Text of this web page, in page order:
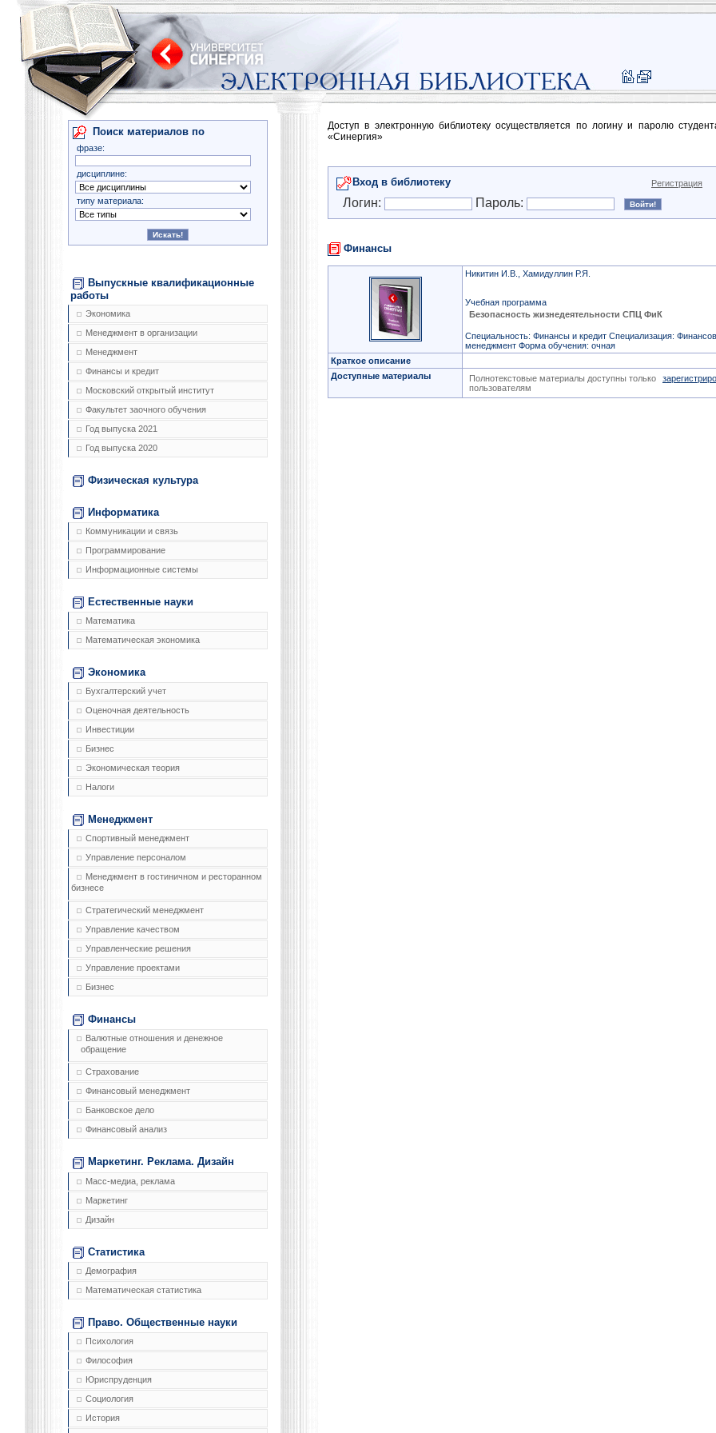
Поиск материалов по
фразе:
дисциплине:
типу материала:
Выпускные квалификационные
работы
Экономика
Менеджмент в организации
Менеджмент
Финансы и кредит
Московский открытый институт
Факультет заочного обучения
Год выпуска 2021
Год выпуска 2020
Физическая культура
Информатика
Коммуникации и связь
Программирование
Информационные системы
Естественные науки
Математика
Математическая экономика
Экономика
Бухгалтерский учет
Оценочная деятельность
Инвестиции
Бизнес
Экономическая теория
Налоги
Менеджмент
Спортивный менеджмент
Управление персоналом
Менеджмент в гостиничном и ресторанном
бизнесе
Стратегический менеджмент
Управление качеством
Управленческие решения
Управление проектами
Бизнес
Финансы
Валютные отношения и денежное
обращение
Страхование
Финансовый менеджмент
Банковское дело
Финансовый анализ
Маркетинг. Реклама. Дизайн
Масс-медиа, реклама
Маркетинг
Дизайн
Статистика
Демография
Математическая статистика
Право. Общественные науки
Психология
Философия
Юриспруденция
Социология
История
Доступ в электронную библиотеку осуществляется по логину и паролю
«Синергия»
Вход в библиотеку Регистрация
Логин: Пароль:
Финансы
Никитин И.В., Хамидуллин Р.Я.
Учебная программа
Безопасность жизнедеятельности СПЦ ФиК
Специальность: Финансы и кредит Специализация:
менеджмент Форма обучения: очная
Краткое описание
Доступные материалы
Полнотекстовые материалы доступны только
пользователям